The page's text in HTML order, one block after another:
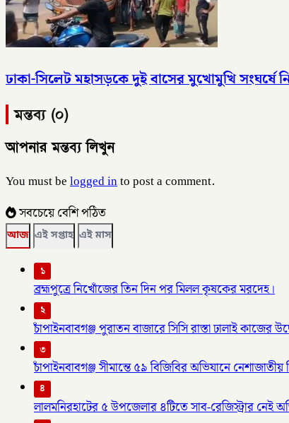
ঢাকা-সিলেট মহাসড়কে দুই বাসের মুখোমুখি
মন্তব্য (০)
আপনার মন্তব্য লিখুন
You must belogged into post a comment.
সবচেয়ে বেশি পঠিত
আজ এই সপ্তাহ এই মাস
১
ব্রহ্মপুত্রে নিখোঁজের তিন দিন পর মিলল কৃষকের মরদেহ।
২
চাঁপাইনবাবগঞ্জ পুরাতন বাজারে সিসি রাস্তা ঢালাই কাজের
৩
চাঁপাইনবাবগঞ্জ সীমান্তে ৫৯ বিজিবির অভিযানে
৪
লালমনিরহাটের ৫ উপজেলার ৪টিতে সাব-রেজিস্ট্রার নেই